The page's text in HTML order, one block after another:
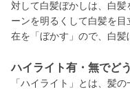
対して白髪ぼかしは、白髪
ーンを明るくして白髪を
在を「ぼかす」ので、白髪
ハイライト有・無でど
「ハイライト」とは、髪